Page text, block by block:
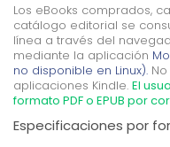
Los eBooks comprados,
catálogo editorial se
línea a través del
mediante la aplicación
no disponible en Linux).
aplicaciones Kindle. El
formato PDF o EPUB por
Especificaciones por